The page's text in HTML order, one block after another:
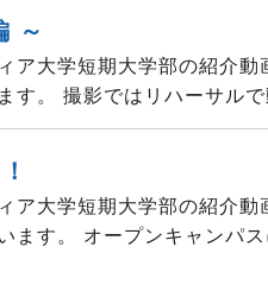
～
ア大学短期大学部の紹介
す。 撮影ではリハーサル
ア大学短期大学部の紹介
ます。 オープンキャンパ